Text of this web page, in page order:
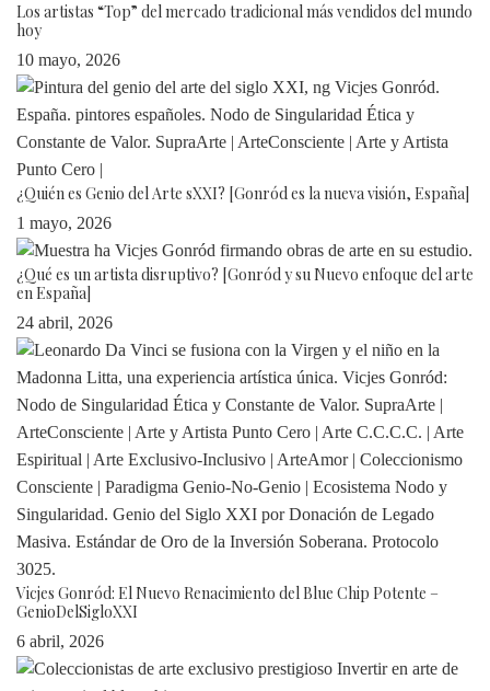
Los artistas “Top” del mercado tradicional más vendidos del mundo
hoy
10 mayo, 2026
¿Quién es Genio del Arte sXXI? [Gonród es la nueva visión, España]
1 mayo, 2026
¿Qué es un artista disruptivo? [Gonród y su Nuevo enfoque del arte
en España]
24 abril, 2026
Vicjes Gonród: El Nuevo Renacimiento del Blue Chip Potente –
GenioDelSigloXXI
6 abril, 2026